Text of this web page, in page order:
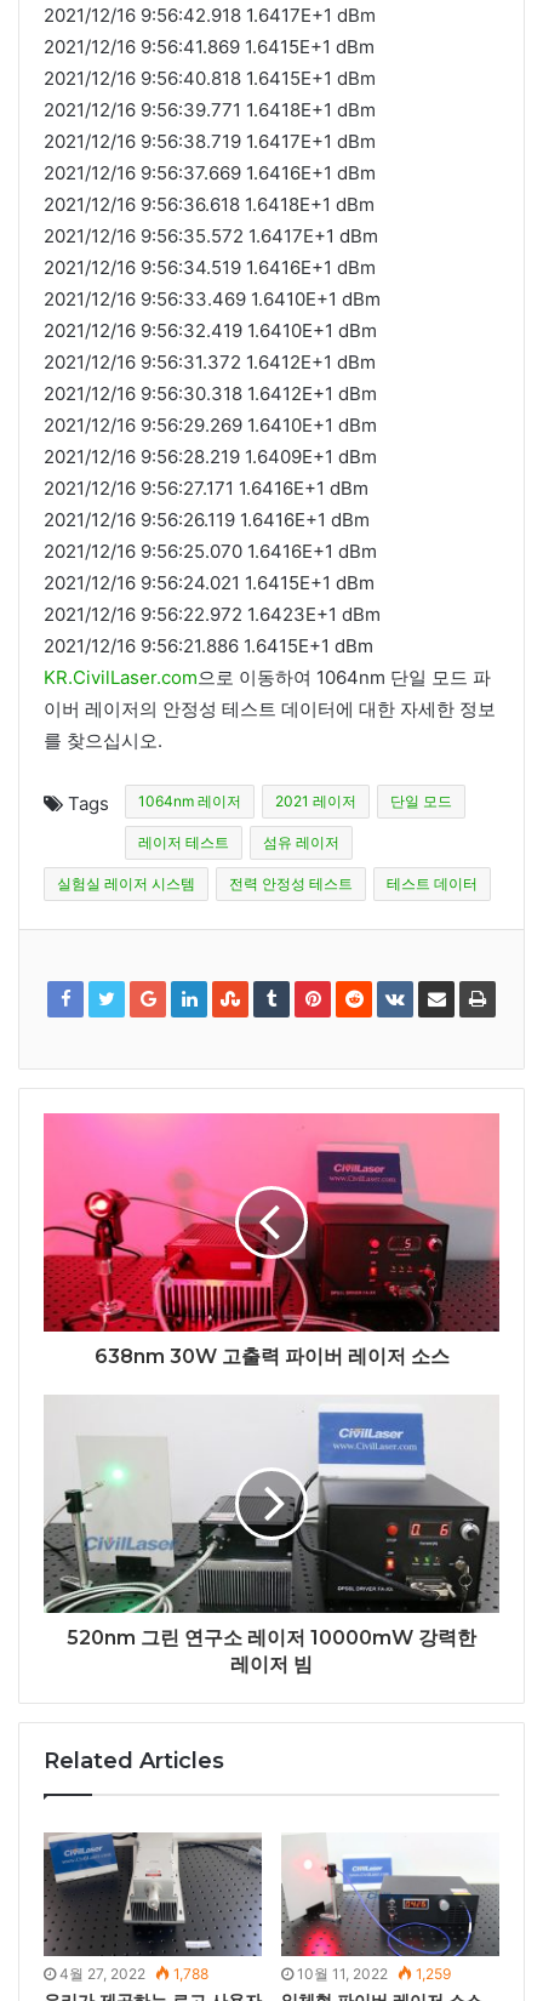
2021/12/16 9:56:42.918 1.6417E+1 dBm
2021/12/16 9:56:41.869 1.6415E+1 dBm
2021/12/16 9:56:40.818 1.6415E+1 dBm
2021/12/16 9:56:39.771 1.6418E+1 dBm
2021/12/16 9:56:38.719 1.6417E+1 dBm
2021/12/16 9:56:37.669 1.6416E+1 dBm
2021/12/16 9:56:36.618 1.6418E+1 dBm
2021/12/16 9:56:35.572 1.6417E+1 dBm
2021/12/16 9:56:34.519 1.6416E+1 dBm
2021/12/16 9:56:33.469 1.6410E+1 dBm
2021/12/16 9:56:32.419 1.6410E+1 dBm
2021/12/16 9:56:31.372 1.6412E+1 dBm
2021/12/16 9:56:30.318 1.6412E+1 dBm
2021/12/16 9:56:29.269 1.6410E+1 dBm
2021/12/16 9:56:28.219 1.6409E+1 dBm
2021/12/16 9:56:27.171 1.6416E+1 dBm
2021/12/16 9:56:26.119 1.6416E+1 dBm
2021/12/16 9:56:25.070 1.6416E+1 dBm
2021/12/16 9:56:24.021 1.6415E+1 dBm
2021/12/16 9:56:22.972 1.6423E+1 dBm
2021/12/16 9:56:21.886 1.6415E+1 dBm
KR.CivilLaser.com으로 이동하여 1064nm 단일 모드 파
이버 레이저의 안정성 테스트 데이터에 대한 자세한 정보
를 찾으십시오.
Tags 1064nm 레이저 2021 레이저 단일 모드
레이저 테스트 섬유 레이저
실험실 레이저 시스템 전력 안정성 테스트 테스트 데이터
638nm 30W 고출력 파이버 레이저 소스
520nm 그린 연구소 레이저 10000mW 강력한
레이저 빔
Related Articles
4월 27, 2022 1,788 10월 11, 2022 1,259